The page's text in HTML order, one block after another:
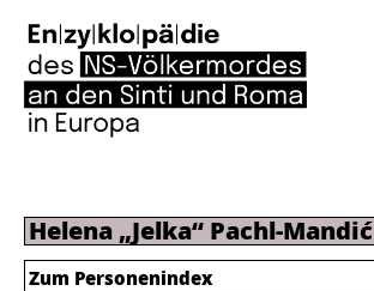
Helena „Jelka“ Pachl-Mandić
Zum Personenindex